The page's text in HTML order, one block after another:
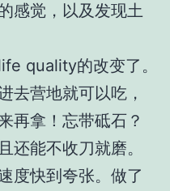
感觉，以及发现土
quality的改变了。
去营地就可以吃，
再拿！忘带砥石？
还能不收刀就磨。
度快到夸张。做了